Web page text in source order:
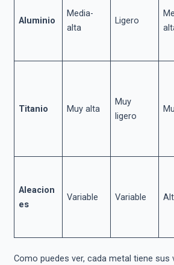
Aluminio
Media-
alta
Ligero
Titanio Muy alta
Muy
ligero
Aleacion
es
Variable Variable
Como puedes ver, cada metal tiene sus